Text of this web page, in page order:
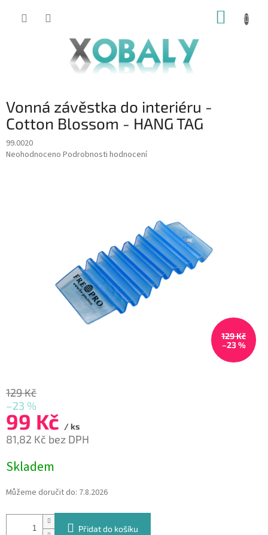
KOŠÍK
Vonná závěstka do interiéru -
Cotton Blossom - HANG TAG
99.0020
Průměrné
Neohodnoceno Podrobnosti hodnocení
129 Kč
–23 %
129 Kč
–23 %
99 Kč / ks
81,82 Kč bez DPH
cena:
Skladem
Můžeme doručit do: 7.8.2026
Přidat do košíku